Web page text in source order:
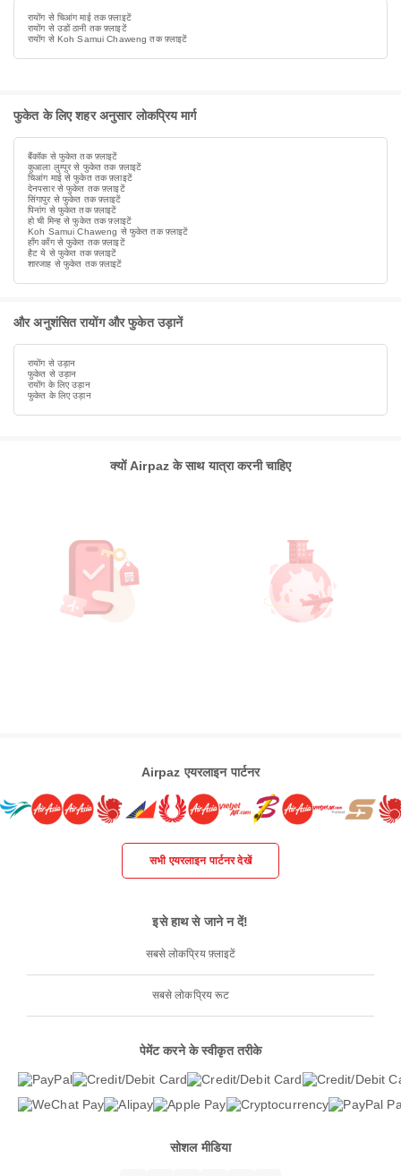
रायोंग से चिआंग माई तक फ़्लाइटें
रायोंग से उडों ठानी तक फ़्लाइटें
रायोंग से Koh Samui Chaweng तक फ़्लाइटें
फुकेत के लिए शहर अनुसार लोकप्रिय मार्ग
बैंकॉक से फुकेत तक फ़्लाइटें
कुआला लुम्पुर से फुकेत तक फ़्लाइटें
चिआंग माई से फुकेत तक फ़्लाइटें
देनपसार से फुकेत तक फ़्लाइटें
सिंगापुर से फुकेत तक फ़्लाइटें
पिनांग से फुकेत तक फ़्लाइटें
हो ची मिन्ह से फुकेत तक फ़्लाइटें
Koh Samui Chaweng से फुकेत तक फ़्लाइटें
हाँग काँग से फुकेत तक फ़्लाइटें
हैट ये से फुकेत तक फ़्लाइटें
शारजाह से फुकेत तक फ़्लाइटें
और अनुशंसित रायोंग और फुकेत उड़ानें
रायोंग से उड़ान
फुकेत से उड़ान
रायोंग के लिए उड़ान
फुकेत के लिए उड़ान
क्यों Airpaz के साथ यात्रा करनी चाहिए
Airpaz एयरलाइन पार्टनर
सभी एयरलाइन पार्टनर देखें
इसे हाथ से जाने न दें!
सबसे लोकप्रिय फ़्लाइटें
सबसे लोकप्रिय रूट
पेमेंट करने के स्वीकृत तरीके
सोशल मीडिया